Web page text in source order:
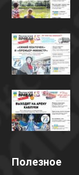
Полезное